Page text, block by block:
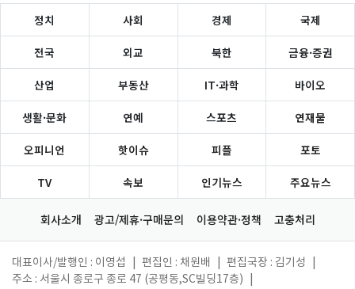
정치 사회 경제 국제
전국 외교 북한 금융·증권
산업 부동산 IT·과학 바이오
생활·문화 연예 스포츠 연재물
오피니언 핫이슈 피플 포토
TV 속보 인기뉴스 주요뉴스
회사소개 광고/제휴·구매문의 이용약관·정책 고충처리
대표이사/발행인 : 이영섭 편집인 : 채원배 편집국장 : 김기성
주소 : 서울시 종로구 종로 47 (공평동,SC빌딩17층)